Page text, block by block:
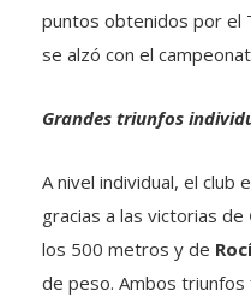
puntos obtenidos por el
se alzó con el
Grandes triunfos
A nivel individual, el club
gracias a las victorias de
los 500 metros y de
de peso. Ambos